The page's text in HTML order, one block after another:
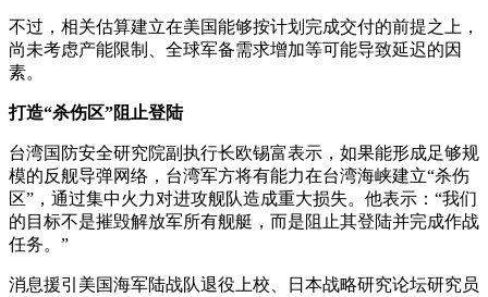
不过，相关估算建立在美国能够按计划完成交付的前提之上，
尚未考虑产能限制、全球军备需求增加等可能导致延迟的因
素。
打造“杀伤区”阻止登陆
台湾国防安全研究院副执行长欧锡富表示，如果能形成足够规
模的反舰导弹网络，台湾军方将有能力在台湾海峡建立“杀伤
区”，通过集中火力对进攻舰队造成重大损失。他表示：“我们
的目标不是摧毁解放军所有舰艇，而是阻止其登陆并完成作战
任务。”
消息援引美国海军陆战队退役上校、日本战略研究论坛研究员